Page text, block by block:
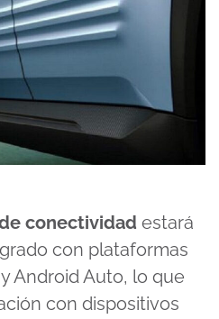
conectividad estará
con plataformas
Android Auto, lo que
con dispositivos